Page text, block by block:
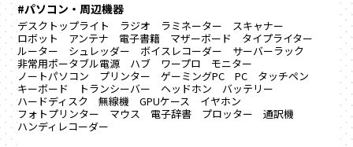
#パソコン・周辺機器
デスクトップライト ラジオ ラミネーター
スキャナー
ロボット
アンテナ 電子書籍 マザーボード
タイプライター
ルーター
シュレッダー ボイスレコーダー
サーバーラック
非常用ポータブル電源
ハブ ワープロ
モニター
ノートパソコン
プリンター ゲーミングPC PC
タッチペン
キーボード
トランシーバー ヘッドホン
バッテリー
ハードディスク
無線機 GPUケース
イヤホン
フォトプリンター
マウス 電子辞書 プロッター
通訳機
ハンディレコーダー